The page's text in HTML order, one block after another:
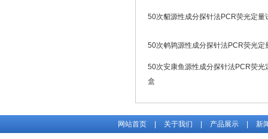
50次貂源性成分探针法PCR荧光定量
50次鹌鹑源性成分探针法PCR荧光定
50次安康鱼源性成分探针法PCR荧光
盒
网站首页 关于我们 产品展示 新